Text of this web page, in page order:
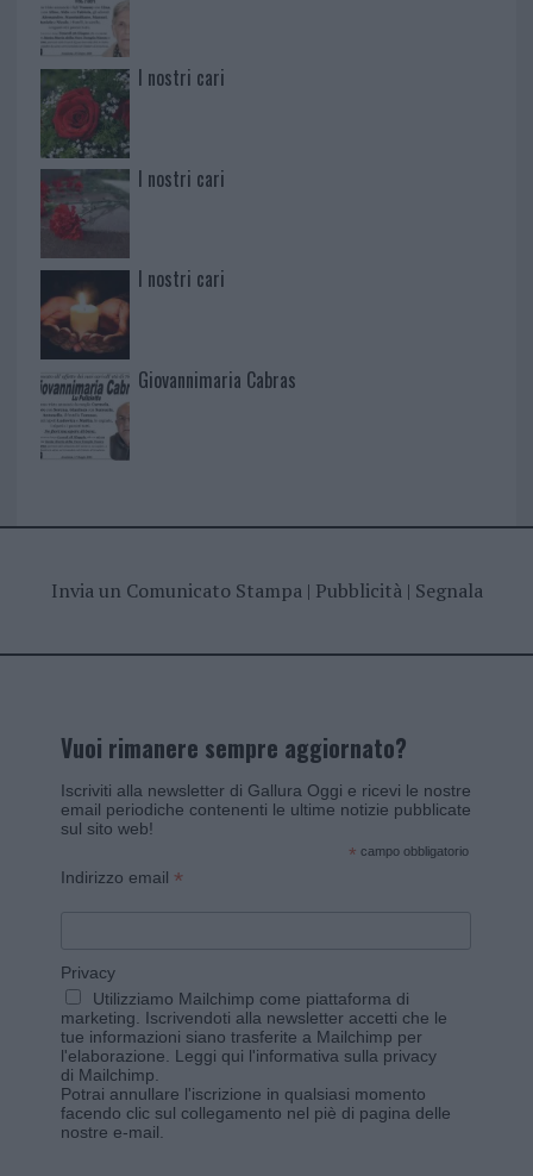
I nostri cari
I nostri cari
I nostri cari
Giovannimaria Cabras
Invia un Comunicato Stampa| Pubblicità| Segnala
Vuoi rimanere sempre aggiornato?
Iscriviti alla newsletter di Gallura Oggi e ricevi le nostre
email periodiche contenenti le ultime notizie pubblicate
sul sito web!
* campo obbligatorio
Indirizzo email *
Privacy
Utilizziamo Mailchimp come piattaforma di
marketing. Iscrivendoti alla newsletter accetti che le
tue informazioni siano trasferite a Mailchimp per
l'elaborazione. Leggi qui l'informativa sulla privacy
di Mailchimp
Potrai annullare l'iscrizione in qualsiasi momento
facendo clic sul collegamento nel piè di pagina delle
nostre e-mail.